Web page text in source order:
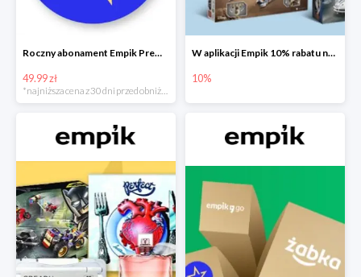
Roczny abonament Empik Premium w super cenie
49.99 zł
*najniższa cena z 30 dni przed obniżką
W aplikacji Empik 10% rabatu na klocki LEGO
10%